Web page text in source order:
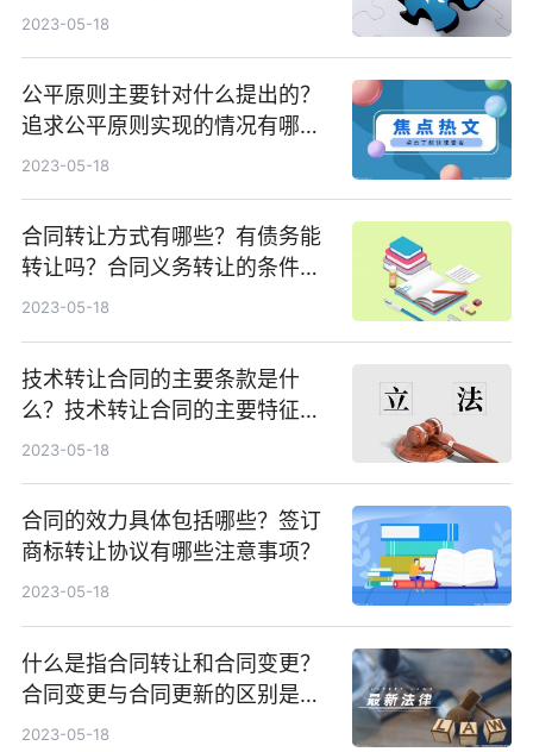
2023-05-18
公平原则主要针对什么提出的？
追求公平原则实现的情况有哪
些？
2023-05-18
合同转让方式有哪些？有债务能
转让吗？合同义务转让的条件有
哪些？
2023-05-18
技术转让合同的主要条款是什
么？技术转让合同的主要特征包
括了什么？
2023-05-18
合同的效力具体包括哪些？签订
商标转让协议有哪些注意事项？
2023-05-18
什么是指合同转让和合同变更？
合同变更与合同更新的区别是什
么？
2023-05-18